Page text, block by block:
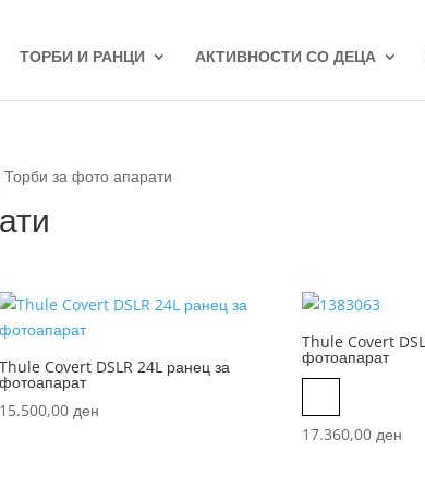
ТОРБИ И РАНЦИ АКТИВНОСТИ СО ДЕЦА
за фото апарати
Thule Covert DSLR 24L ранец за
фотоапарат
15.500,00ден
Thule Covert
фотоапарат
17.360,00ден